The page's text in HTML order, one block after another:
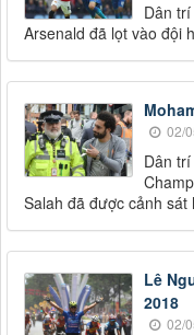
Dân
Arsenald đã lọt vào đội
02/
Dân
Salah đã được cảnh sát
Lê
2018
02/